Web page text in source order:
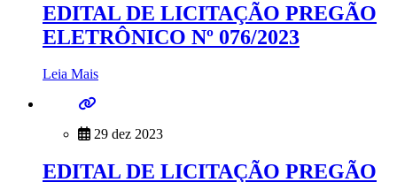
EDITAL DE LICITAÇÃO PREGÃO
ELETRÔNICO Nº 076/2023
Leia Mais
29 dez 2023
EDITAL DE LICITAÇÃO PREGÃO